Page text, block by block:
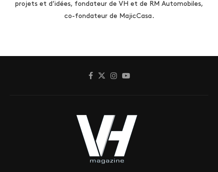
projets et d’idées, fondateur de VH et de RM Automobiles,
co-fondateur de MajicCasa.